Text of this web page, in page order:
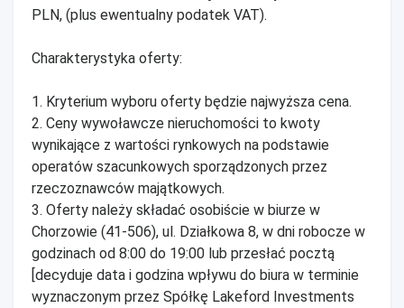
PLN, (plus ewentualny podatek VAT).
Charakterystyka oferty:
1. Kryterium wyboru oferty będzie najwyższa cena.
2. Ceny wywoławcze nieruchomości to kwoty
wynikające z wartości rynkowych na podstawie
operatów szacunkowych sporządzonych przez
rzeczoznawców majątkowych.
3. Oferty należy składać osobiście w biurze w
Chorzowie (41-506), ul. Działkowa 8, w dni robocze w
godzinach od 8:00 do 19:00 lub przesłać pocztą
[decyduje data i godzina wpływu do biura w terminie
wyznaczonym przez Spółkę Lakeford Investments